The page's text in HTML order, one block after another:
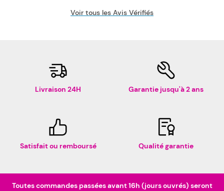
Voir tous les Avis Vérifiés
Livraison 24H Garantie jusqu'à 2 ans
Satisfait ou remboursé Qualité garantie
Toutes commandes passées avant 16h (jours ouvrés) seront